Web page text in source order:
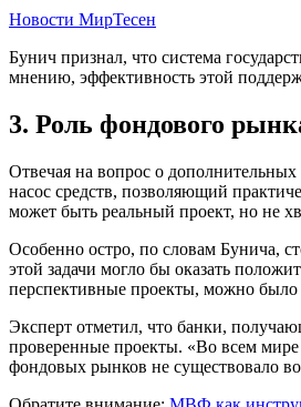
Новости МирТесен
Бунич признал, что система
мнению, эффективность этой
3. Роль фондового
Отвечая на вопрос о
насос средств, позволяющий
может быть реальный проект, но не
Особенно остро, по словам Бунича,
этой задачи могло бы оказать
перспективные проекты, можно
Эксперт отметил, что банки,
проверенные проекты. «Во всем
фондовых рынков не существовало